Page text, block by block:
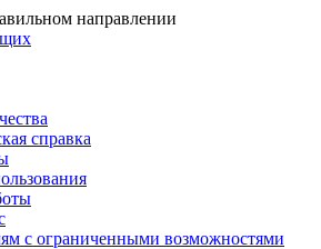
направлении
справка
с ограниченными возможностями